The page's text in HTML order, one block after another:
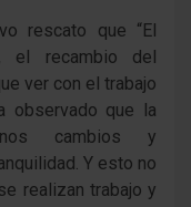
rescato que “El
el recambio del
ver con el trabajo
observado que la
cambios y
Y esto no
realizan trabajo y